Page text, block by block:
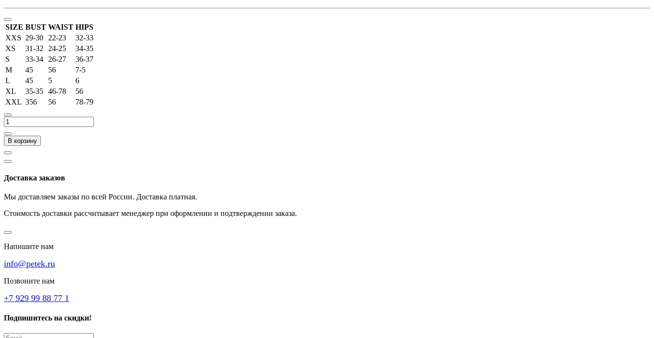
SIZE BUST WAIST HIPS
XXS 29-30 22-23
32-33
XS
31-32 24-25
34-35
S
33-34 26-27
36-37
M
45 56
7-5
L
45 5
6
XL
35-35 46-78
56
XXL 356 56 78-79
В корзину
Доставка заказов
Мы доставляем заказы по всей России. Доставка платная.
Стоимость доставки рассчитывает менеджер при оформлении и подтверждении заказа.
Напишите нам
info@petek.ru
Позвоните нам
+7 929 99 88 77 1
Подпишитесь на скидки!